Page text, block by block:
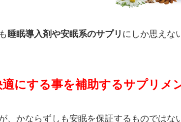
睡眠導入剤や安眠系のサプリ にしか思えな
にする事を補助するサプリメ
、かならずしも安眠を保証するものでは